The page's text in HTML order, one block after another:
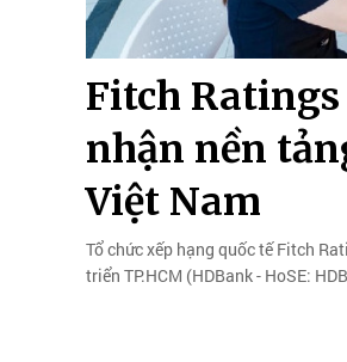
Fitch
nhận nền
Việt Nam
Tổ chức xếp hạng quốc tế Fitch
triển TP.HCM (HDBank - HoSE: